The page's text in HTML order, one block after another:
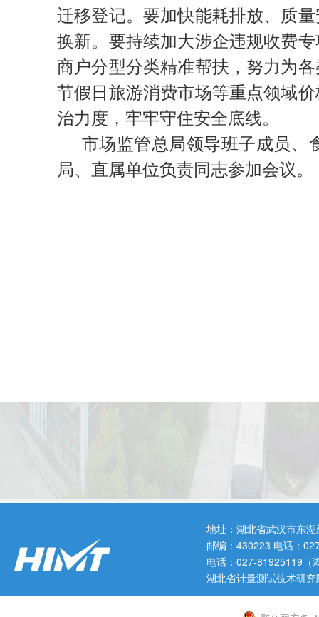
迁移登记。要加快能耗排放、质
换新。要持续加大涉企违规收费
商户分型分类精准帮扶，努力为
节假日旅游消费市场等重点领域
治力度，牢牢守住安全底线。
市场监管总局领导班子成员、
局、直属单位负责同志参加会议。
地址：湖北省武汉市东
邮编：430223 电话：
电话：027-81925119（
湖北省计量测试技术研